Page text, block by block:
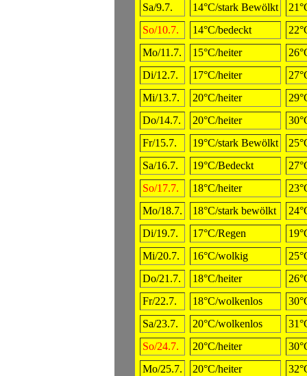
Sa/9.7.
14°C/stark Bewölkt
So/10.7.
14°C/bedeckt
Mo/11.7.
15°C/heiter
Di/12.7.
17°C/heiter
Mi/13.7.
20°C/heiter
Do/14.7.
20°C/heiter
Fr/15.7.
19°C/stark Bewölkt
Sa/16.7.
19°C/Bedeckt
So/17.7.
18°C/heiter
Mo/18.7.
18°C/stark bewölkt
Di/19.7.
17°C/Regen
Mi/20.7.
16°C/wolkig
Do/21.7.
18°C/heiter
Fr/22.7.
18°C/wolkenlos
Sa/23.7.
20°C/wolkenlos
So/24.7.
20°C/heiter
Mo/25.7.
20°C/heiter